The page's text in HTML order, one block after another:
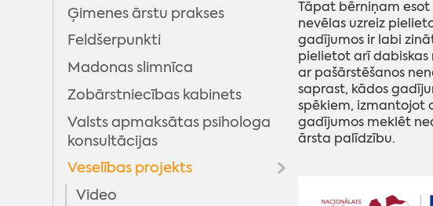
Sabiedrisko organizāciju karte
Publiskās apspriešanas
Publiskās apspriešanas
Saistošo noteikumu projekti
Rezultāti SN projektu
apspriešanai
Informatīvie paziņojumi par
SIVI iesniegumiem
Aptaujas
Brīvprātīgais darbs
Saziņa ar pašvaldību
Ģimenes ārstu prakses
Feldšerpunkti
Madonas slimnīca
Zobārstniecības kabinets
Valsts apmaksātas psihologa
konsultācijas
Veselības projekts
Video
Tāpat bērniņam
nevēlas uzreiz
gadījumos ir labi
pielietot arī dabiskas
ar pašārstēšanos
saprast, kādos
spēkiem, izmantojot
gadījumos meklēt
ārsta palīdzību.